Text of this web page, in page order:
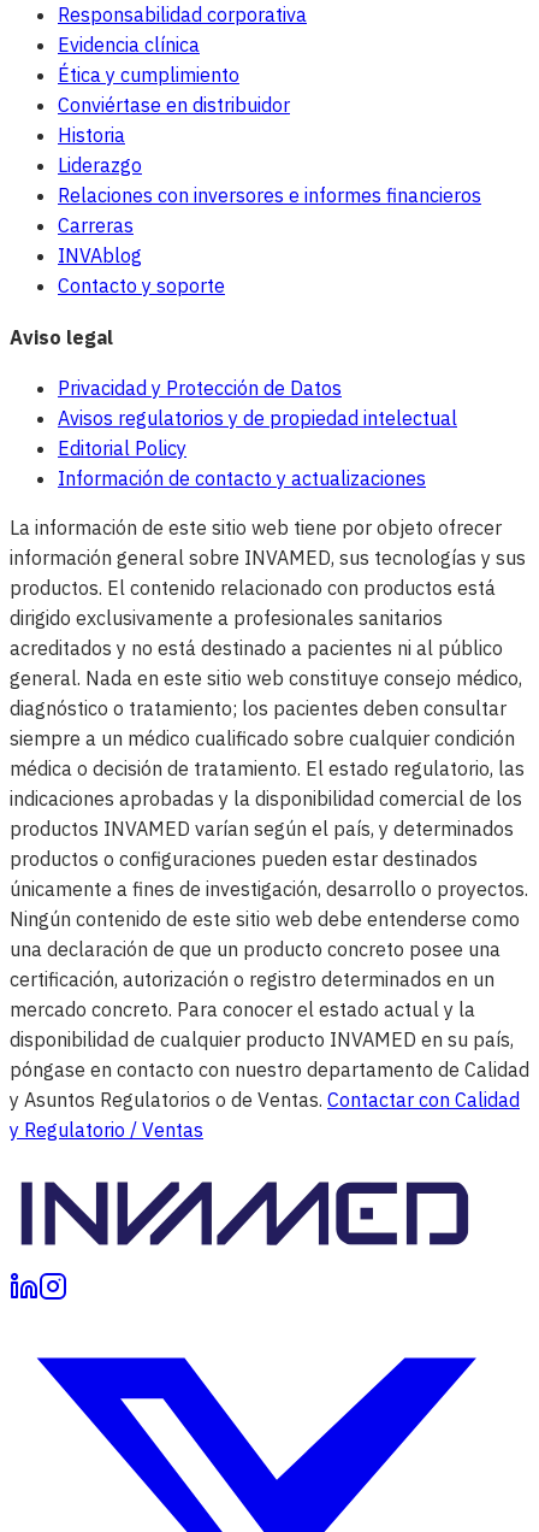
Responsabilidad corporativa
Evidencia clínica
Ética y cumplimiento
Conviértase en distribuidor
Historia
Liderazgo
Relaciones con inversores e informes financieros
Carreras
INVAblog
Contacto y soporte
Aviso legal
Privacidad y Protección de Datos
Avisos regulatorios y de propiedad intelectual
Editorial Policy
Información de contacto y actualizaciones
La información de este sitio web tiene por objeto ofrecer
información general sobre INVAMED, sus tecnologías y sus
productos. El contenido relacionado con productos está
dirigido exclusivamente a profesionales sanitarios
acreditados y no está destinado a pacientes ni al público
general. Nada en este sitio web constituye consejo médico,
diagnóstico o tratamiento; los pacientes deben consultar
siempre a un médico cualificado sobre cualquier condición
médica o decisión de tratamiento. El estado regulatorio, las
indicaciones aprobadas y la disponibilidad comercial de los
productos INVAMED varían según el país, y determinados
productos o configuraciones pueden estar destinados
únicamente a fines de investigación, desarrollo o proyectos.
Ningún contenido de este sitio web debe entenderse como
una declaración de que un producto concreto posee una
certificación, autorización o registro determinados en un
mercado concreto. Para conocer el estado actual y la
disponibilidad de cualquier producto INVAMED en su país,
póngase en contacto con nuestro departamento de Calidad
y Asuntos Regulatorios o de Ventas. Contactar con Calidad
y Regulatorio / Ventas